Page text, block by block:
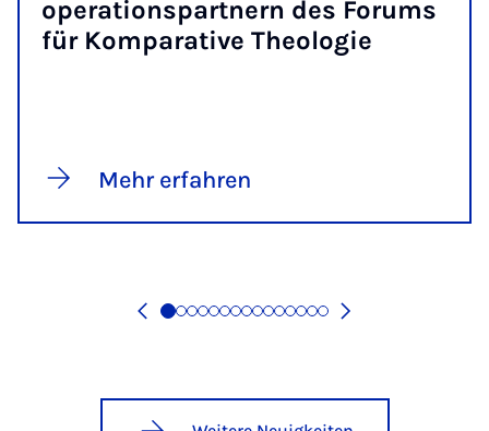
ope­ra­ti­ons­part­nern des Fo­rums
für Kom­pa­ra­ti­ve Theo­lo­gie
Mehr erfahren